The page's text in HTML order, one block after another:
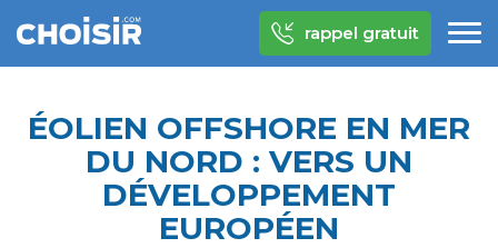
rappel gratuit
ÉOLIEN OFFSHORE EN MER
DU NORD : VERS UN
DÉVELOPPEMENT
EUROPÉEN